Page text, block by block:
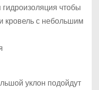
чтобы
кровель с небольшим
уклон подойдут